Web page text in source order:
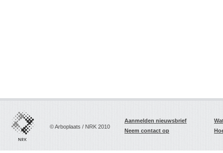
© Arboplaats / NRK 2010
Aanmelden nieuwsbrief
Neem contact op